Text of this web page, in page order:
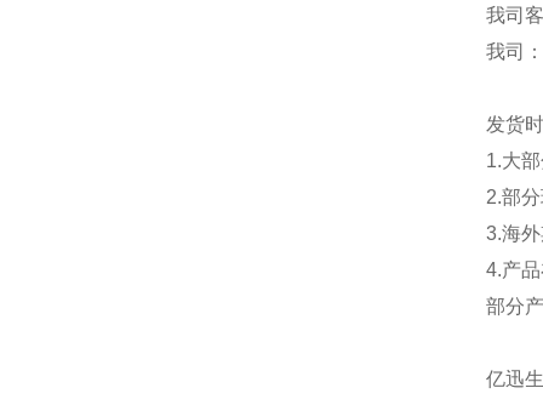
我司
我司
发货
1.大
2.部
3.海
4.产
部分
亿迅